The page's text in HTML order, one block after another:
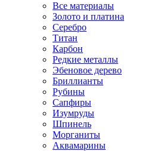
Все материалы
Золото и платина
Серебро
Титан
Карбон
Редкие металлы
Эбеновое дерево
Бриллианты
Рубины
Сапфиры
Изумруды
Шпинель
Морганиты
Аквамарины